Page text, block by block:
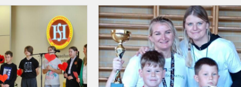
Dzień
Nauczyciela
2025